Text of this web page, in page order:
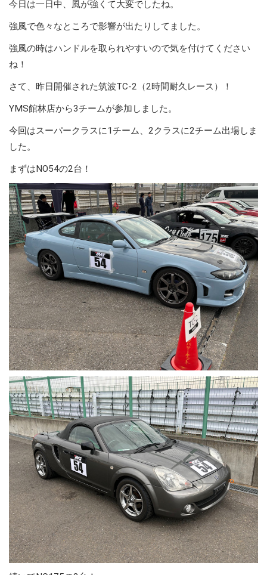
今日は一日中、風が強くて大変でしたね。
強風で色々なところで影響が出たりしてました。
強風の時はハンドルを取られやすいので気を付けてください
ね！
さて、昨日開催された筑波TC-2（2時間耐久レース）！
YMS館林店から3チームが参加しました。
今回はスーパークラスに1チーム、2クラスに2チーム出場しま
した。
まずはNO54の2台！